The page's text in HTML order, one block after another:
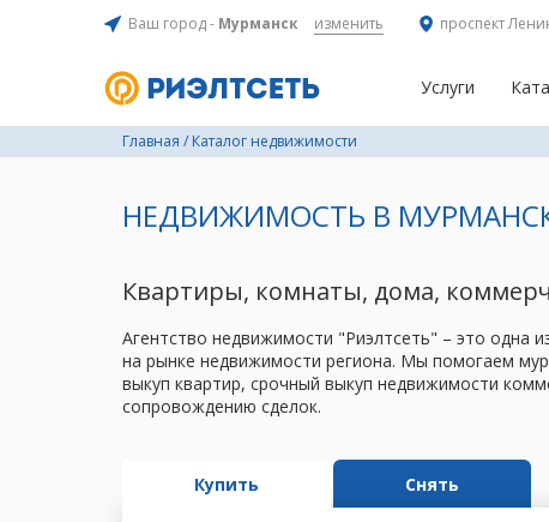
Ваш город - Мурманск изменить проспект
Услуги
Главная / Каталог недвижимости
НЕДВИЖИМОСТЬ В
Квартиры, комнаты, дома,
Агентство недвижимости "Риэлтсеть" – это одна
на рынке недвижимости региона. Мы помогаем
выкуп квартир, срочный выкуп недвижимости
сопровождению сделок.
Купить Снять